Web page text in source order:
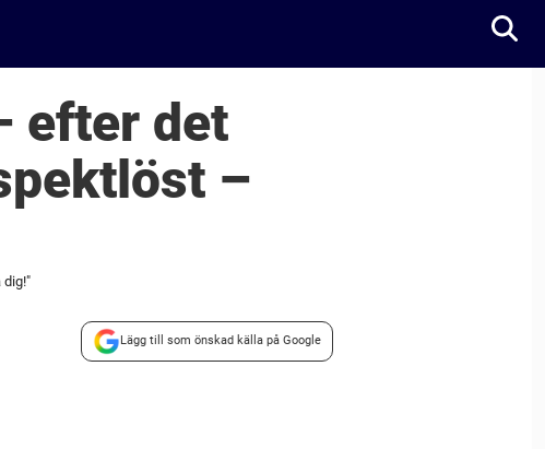
efter det
–
dig!"
Lägg till som önskad källa på Google